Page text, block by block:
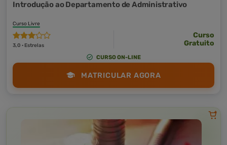
Introdução ao Departamento de Administrativo
Curso Livre
3,0 · Estrelas
Curso
Gratuito
CURSO ON-LINE
MATRICULAR AGORA